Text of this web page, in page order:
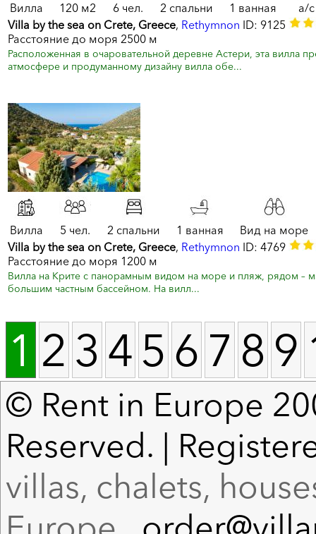
Вилла 120 м2 6 чел. 2 спальни 1 ванная
a/c
Villa by the sea on Crete, Greece, Rethymnon ID: 9125
Расстояние до моря 2500 м
Расположенная в очаровательной деревне Астери, эта вилла
атмосфере и продуманному дизайну вилла обе...
Вилла 5 чел. 2 спальни 1 ванная
Вид на море
Villa by the sea on Crete, Greece, Rethymnon ID: 4769
Расстояние до моря 1200 м
Вилла на Крите с панорамным видом на море и пляж, рядом –
большим частным бассейном. На вилл...
1 2 3 45 6 7 8 9
© Rent in Europe
Reserved. |
villas, chalets,